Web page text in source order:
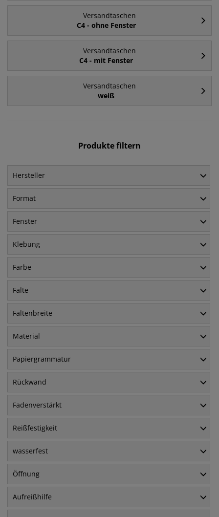
Versandtaschen
C4 - ohne Fenster
Versandtaschen
C4 - mit Fenster
Versandtaschen
weiß
Produkte filtern
Hersteller
Format
Fenster
Klebung
Farbe
Falte
Faltenbreite
Material
Papiergrammatur
Rückwand
Fadenverstärkt
Reißfestigkeit
wasserfest
Öffnung
Aufreißhilfe